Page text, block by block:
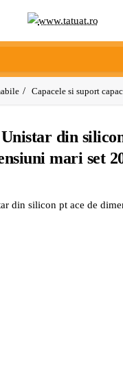
din
mari set
Capacele si suport